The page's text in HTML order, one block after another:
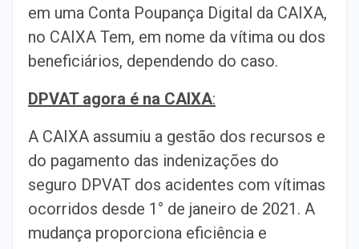
em uma Conta Poupança Digital da CAIXA,
no CAIXA Tem, em nome da vítima ou dos
beneficiários, dependendo do caso.
DPVAT agora é na CAIXA:
A CAIXA assumiu a gestão dos recursos e
do pagamento das indenizações do
seguro DPVAT dos acidentes com vítimas
ocorridos desde 1° de janeiro de 2021. A
mudança proporciona eficiência e